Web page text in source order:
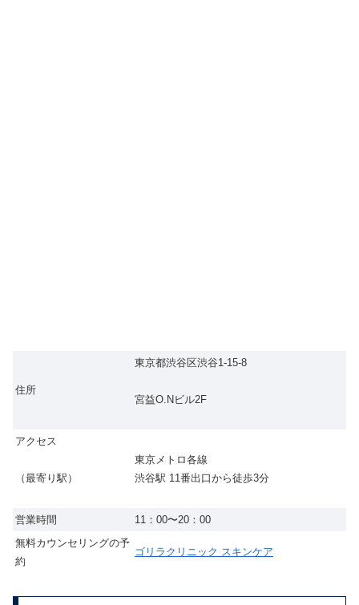
住所
東京都渋谷区渋谷1-15-8
宮益O.Nビル2F
アクセス
（最寄り駅）
東京メトロ各線
渋谷駅 11番出口から徒歩3分
営業時間
11：00〜20：00
無料カウンセリングの予
約
ゴリラクリニック スキンケア